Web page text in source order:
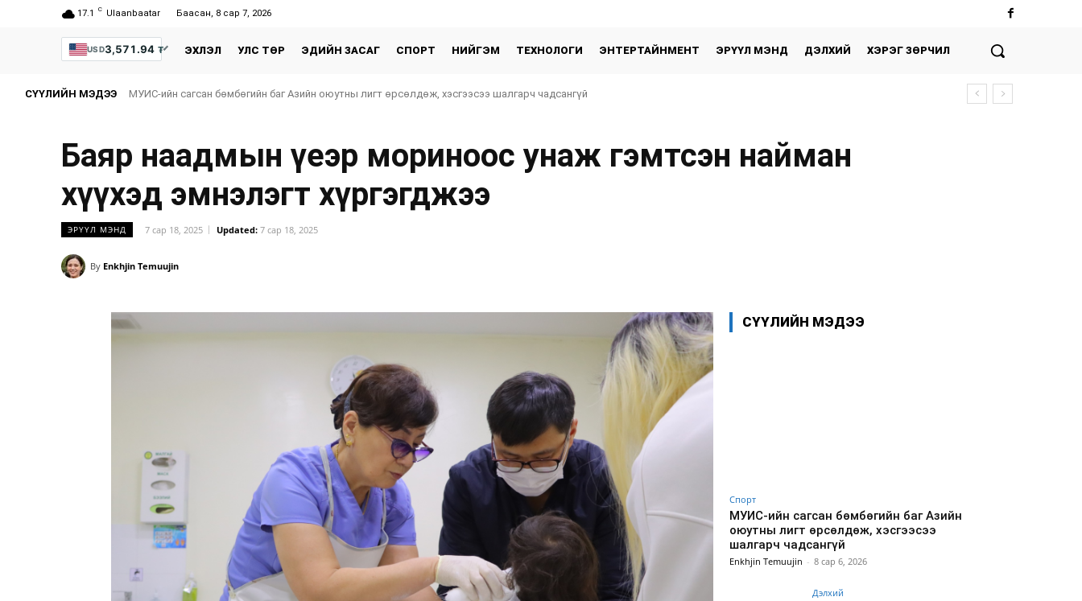
17.1 C Ulaanbaatar Баасан, 8 сар 7, 2026
USD3,571.94 ₮ ЭХЛЭЛ УЛС ТӨР ЭДИЙН ЗАСАГ СПОРТ НИЙГЭМ ТЕХНОЛОГИ ЭНТЕРТАЙНМЕНТ ЭРҮҮЛ МЭНД ДЭЛХИЙ ХЭРЭГ ЗӨРЧИЛ
СҮҮЛИЙН МЭДЭЭ МУИС-ийн сагсан бөмбөгийн баг Азийн оюутны лигт өрсөлдөж, хэсгээсээ шалгарч чадсангүй
Баяр наадмын үеэр мориноос унаж гэмтсэн найман
хүүхэд эмнэлэгт хүргэгджээ
ЭРҮҮЛ МЭНД 7 сар 18, 2025 Updated: 7 сар 18, 2025
By Enkhjin Temuujin
СҮҮЛИЙН МЭДЭЭ
Спорт
МУИС-ийн сагсан бөмбөгийн баг Азийн
оюутны лигт өрсөлдөж, хэсгээсээ
шалгарч чадсангүй
Enkhjin Temuujin - 8 сар 6, 2026
Дэлхий